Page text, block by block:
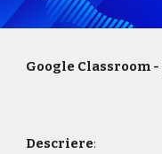
Google Classroom -
Descriere: